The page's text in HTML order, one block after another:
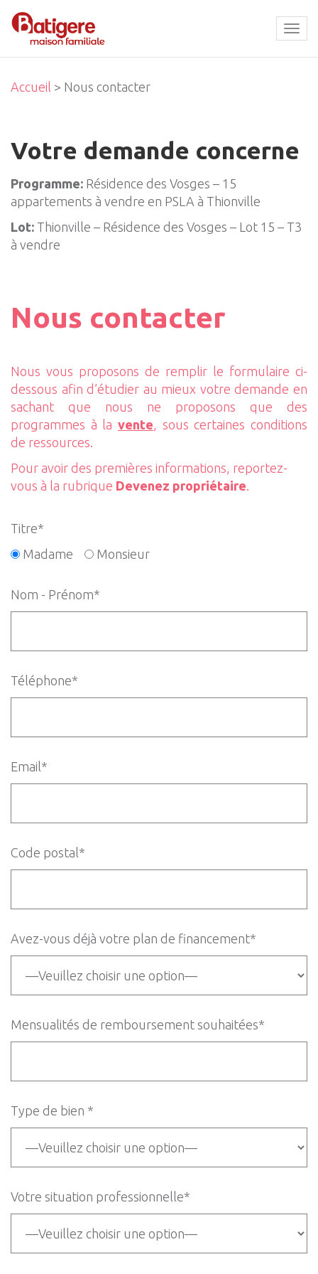
Accueil > Nous contacter
Votre demande concerne
Programme: Résidence des Vosges – 15
appartements à vendre en PSLA à Thionville
Lot: Thionville – Résidence des Vosges – Lot 15 – T3
à vendre
Nous contacter
Nous vous proposons de remplir le formulaire ci-
dessous afin d’étudier au mieux votre demande en
sachant que nous ne proposons que des
programmes à la vente, sous certaines conditions
de ressources.
Pour avoir des premières informations, reportez-
vous à la rubrique Devenez propriétaire.
Titre*
Madame
Monsieur
Nom - Prénom*
Téléphone*
Email*
Code postal*
Avez-vous déjà votre plan de financement*
Mensualités de remboursement souhaitées*
Type de bien *
Votre situation professionnelle*